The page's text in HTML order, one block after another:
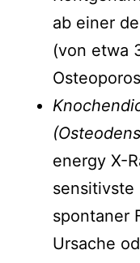
ab einer
(von etwa
energy X-
sensitivste
spontaner
Ursache